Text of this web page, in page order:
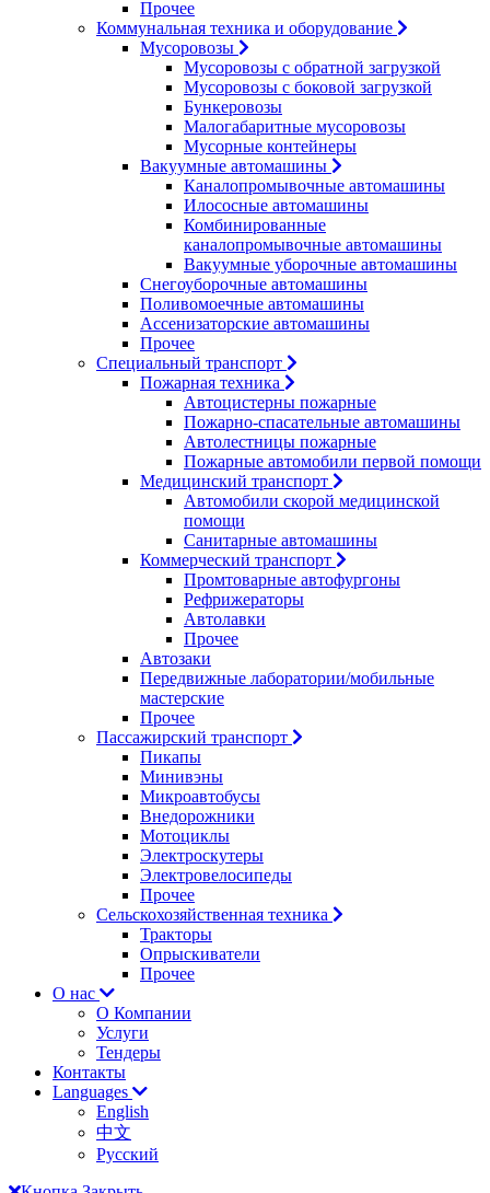
Прочее
Коммунальная техника и оборудование
Мусоровозы
Мусоровозы с обратной загрузкой
Мусоровозы с боковой загрузкой
Бункеровозы
Малогабаритные мусоровозы
Мусорные контейнеры
Вакуумные автомашины
Каналопромывочные автомашины
Илососные автомашины
Комбинированные
каналопромывочные автомашины
Вакуумные уборочные автомашины
Снегоуборочные автомашины
Поливомоечные автомашины
Ассенизаторские автомашины
Прочее
Специальный транспорт
Пожарная техника
Автоцистерны пожарные
Пожарно-спасательные автомашины
Автолестницы пожарные
Пожарные автомобили первой помощи
Медицинский транспорт
Автомобили скорой медицинской
помощи
Санитарные автомашины
Коммерческий транспорт
Промтоварные автофургоны
Рефрижераторы
Автолавки
Прочее
Автозаки
Передвижные лаборатории/мобильные
мастерские
Прочее
Пассажирский транспорт
Пикапы
Минивэны
Микроавтобусы
Внедорожники
Мотоциклы
Электроскутеры
Электровелосипеды
Прочее
Сельскохозяйственная техника
Тракторы
Опрыскиватели
Прочее
О нас
О Компании
Услуги
Тендеры
Контакты
Languages
English
中文
Русский